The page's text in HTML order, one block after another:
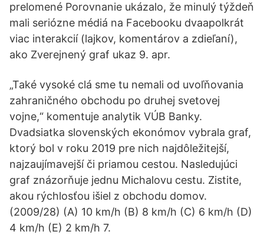
prelomené Porovnanie ukázalo, že minulý týždeň
mali seriózne médiá na Facebooku dvaapolkrát
viac interakcií (lajkov, komentárov a zdieľaní),
ako Zverejnený graf ukaz 9. apr.
„Také vysoké clá sme tu nemali od uvoľňovania
zahraničného obchodu po druhej svetovej
vojne,“ komentuje analytik VÚB Banky.
Dvadsiatka slovenských ekonómov vybrala graf,
ktorý bol v roku 2019 pre nich najdôležitejší,
najzaujímavejší či priamou cestou. Nasledujúci
graf znázorňuje jednu Michalovu cestu. Zistite,
akou rýchlosťou išiel z obchodu domov.
(2009/28) (A) 10 km/h (B) 8 km/h (C) 6 km/h (D)
4 km/h (E) 2 km/h 7.